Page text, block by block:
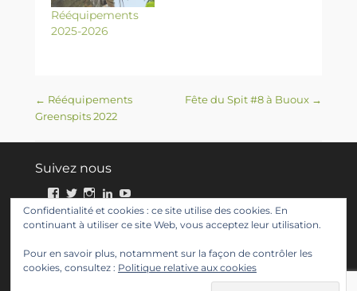
Rééquipements
2025-2026
Navigation des articles
← Rééquipements
Greenspits 2022
Fête du Spit #8 à Buoux →
Suivez nous
Facebook
TwitterInstagram
LinkedIn
Notre mission
Confidentialité et cookies : ce site utilise des cookies. En
continuant à utiliser ce site Web, vous acceptez leur utilisation.
Pour en savoir plus, notamment sur la façon de contrôler les
cookies, consultez : Politique relative aux cookies